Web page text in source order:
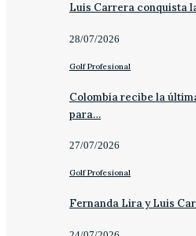
Luis Carrera conquista
28/07/2026
Golf Profesional
Colombia recibe la
para…
27/07/2026
Golf Profesional
Fernanda Lira y Luis